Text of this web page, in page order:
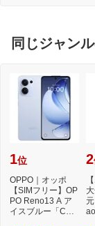
同じジャン
1位
OPPO｜オッポ
【SIMフリー】OP
PO Reno13 A ア
イスブルー「CPH
2